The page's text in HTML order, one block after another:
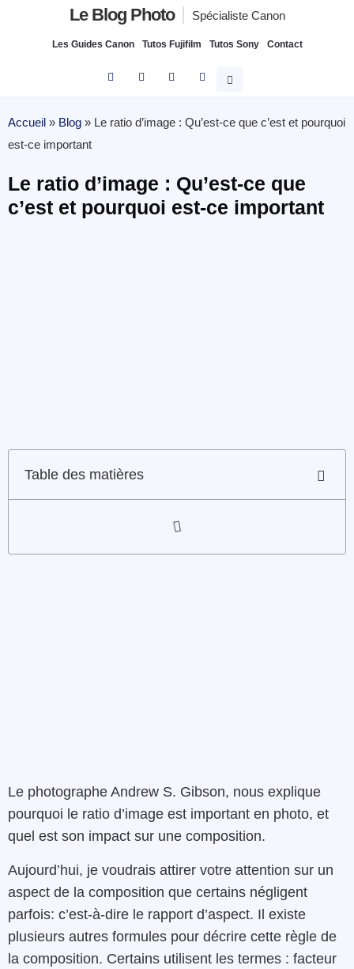
Le Blog Photo Spécialiste Canon
Les Guides Canon Tutos Fujifilm Tutos Sony Contact
Accueil » Blog » Le ratio d’image : Qu’est-ce que c’est et pourquoi
est-ce important
Le ratio d’image : Qu’est-ce que
c’est et pourquoi est-ce important
Table des matières
Le photographe Andrew S. Gibson, nous explique
pourquoi le ratio d’image est important en photo, et
quel est son impact sur une composition.
Aujourd’hui, je voudrais attirer votre attention sur un
aspect de la composition que certains négligent
parfois: c’est-à-dire le rapport d’aspect. Il existe
plusieurs autres formules pour décrire cette règle de
la composition. Certains utilisent les termes : facteur